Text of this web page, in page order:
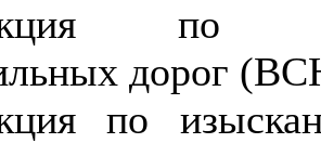
по
льных дорог (ВС
по изыска